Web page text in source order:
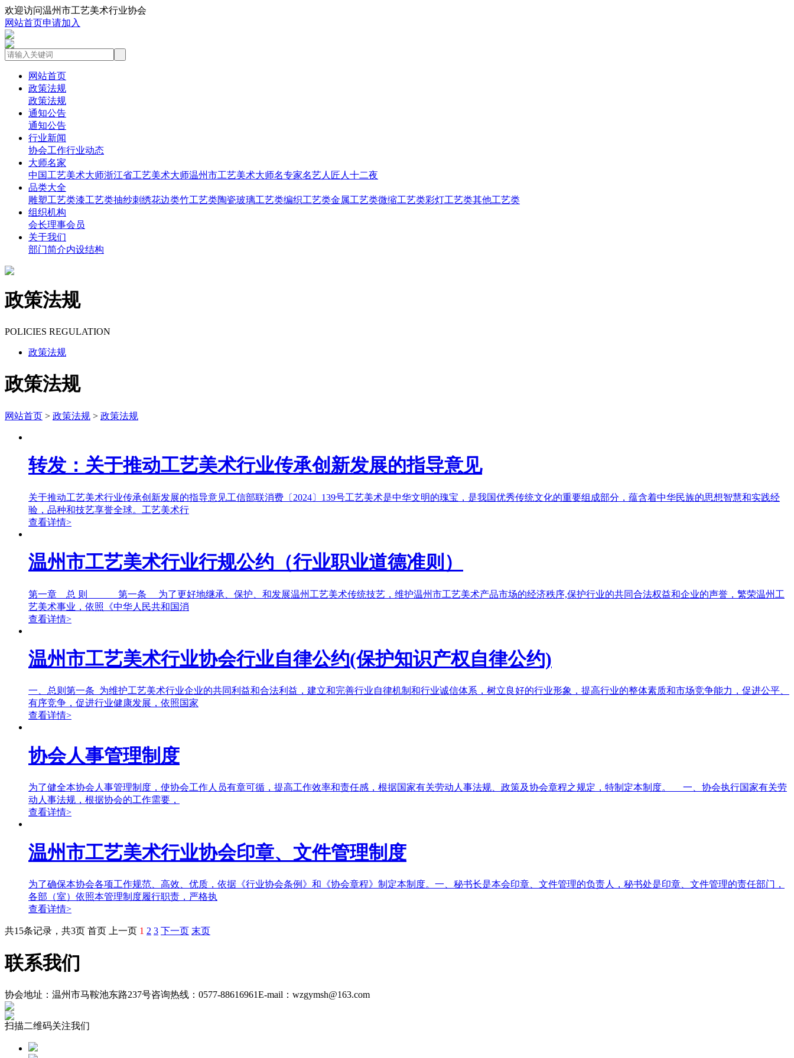
欢迎访问温州市工艺美术行业协会
网站首页申请加入
网站首页
政策法规
政策法规
通知公告
通知公告
行业新闻
协会工作行业动态
大师名家
中国工艺美术大师浙江省工艺美术大师温州市工艺美术大师名专家名艺人 匠人十二夜
品类大全
雕塑工艺类漆工艺类抽纱刺绣花边类竹工艺类陶瓷玻璃工艺类编织工艺类金属工艺类微缩工艺类彩灯工艺类其他工艺类
组织机构
会长理事会员
关于我们
部门简介内设结构
政策法规
POLICIES REGULATION
政策法规
政策法规
网站首页 > 政策法规 > 政策法规
转发：关于推动工艺美术行业传承创新发展的指导意见
关于推动工艺美术行业传承创新发展的指导意见工信部联消费〔2024〕139号工艺美术是中华文明的瑰宝，是我国优秀传统文化的重要组成部分，蕴含着中华民族的思想智慧和实践经
验，品种和技艺享誉全球。工艺美术行
查看详情>
温州市工艺美术行业行规公约（行业职业道德准则）
第一章 总 则 第一条 为了更好地继承、保护、和发展温州工艺美术传统技艺，维护温州市工艺美术产品市场的经济秩序,保护行业的共同合法权益和企业的声誉，繁荣温州工
艺美术事业，依照《中华人民共和国消
查看详情>
温州市工艺美术行业协会行业自律公约(保护知识产权自律公约)
一、总则第一条 为维护工艺美术行业企业的共同利益和合法利益，建立和完善行业自律机制和行业诚信体系，树立良好的行业形象，提高行业的整体素质和市场竞争能力，促进公平、
有序竞争，促进行业健康发展，依照国家
查看详情>
协会人事管理制度
为了健全本协会人事管理制度，使协会工作人员有章可循，提高工作效率和责任感，根据国家有关劳动人事法规、政策及协会章程之规定，特制定本制度。 一、协会执行国家有关劳
动人事法规，根据协会的工作需要，
查看详情>
温州市工艺美术行业协会印章、文件管理制度
为了确保本协会各项工作规范、高效、优质，依据《行业协会条例》和《协会章程》制定本制度。一、秘书长是本会印章、文件管理的负责人，秘书处是印章、文件管理的责任部门，
各部（室）依照本管理制度履行职责，严格执
查看详情>
共15条记录，共3页 首页 上一页 1 2 3 下一页 末页
联系我们
协会地址：温州市马鞍池东路237号咨询热线：0577-88616961E-mail：wzgymsh@163.com
扫描二维码关注我们